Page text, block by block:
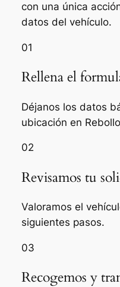
con una única
datos del vehículo.
01
Rellena el
Déjanos los datos
ubicación en
02
Revisamos tu
Valoramos el
siguientes pasos.
03
Recogemos y